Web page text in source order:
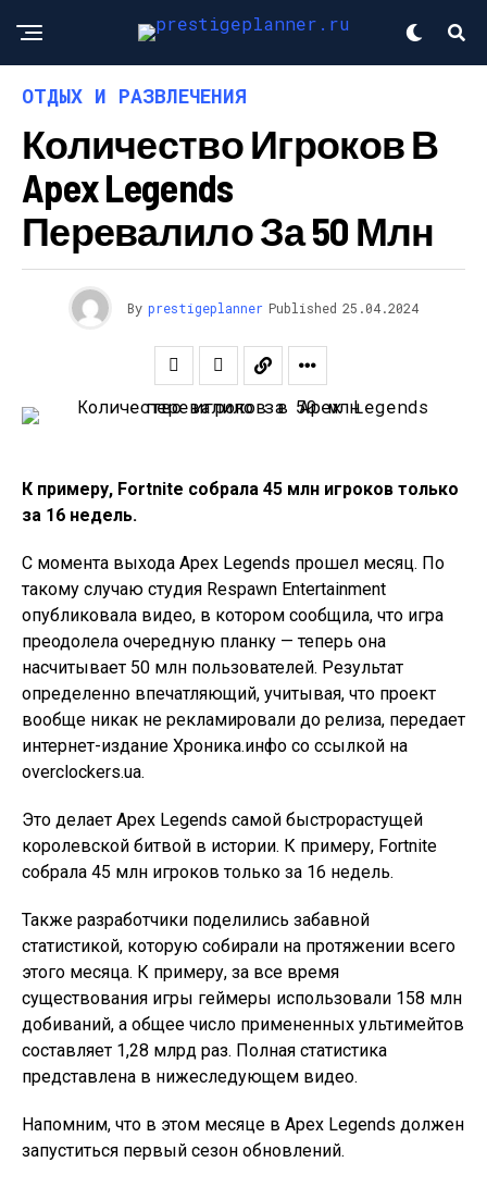
ОТДЫХ И РАЗВЛЕЧЕНИЯ
Количество Игроков В
Apex Legends
Перевалило За 50 Млн
By prestigeplanner Published 25.04.2024
К примеру, Fortnite собрала 45 млн игроков только
за 16 недель.
С момента выхода Apex Legends прошел месяц. По
такому случаю студия Respawn Entertainment
опубликовала видео, в котором сообщила, что игра
преодолела очередную планку — теперь она
насчитывает 50 млн пользователей. Результат
определенно впечатляющий, учитывая, что проект
вообще никак не рекламировали до релиза, передает
интернет-издание Хроника.инфо со ссылкой на
overclockers.ua.
Это делает Apex Legends самой быстрорастущей
королевской битвой в истории. К примеру, Fortnite
собрала 45 млн игроков только за 16 недель.
Также разработчики поделились забавной
статистикой, которую собирали на протяжении всего
этого месяца. К примеру, за все время
существования игры геймеры использовали 158 млн
добиваний, а общее число примененных ультимейтов
составляет 1,28 млрд раз. Полная статистика
представлена в нижеследующем видео.
Напомним, что в этом месяце в Apex Legends должен
запуститься первый сезон обновлений.